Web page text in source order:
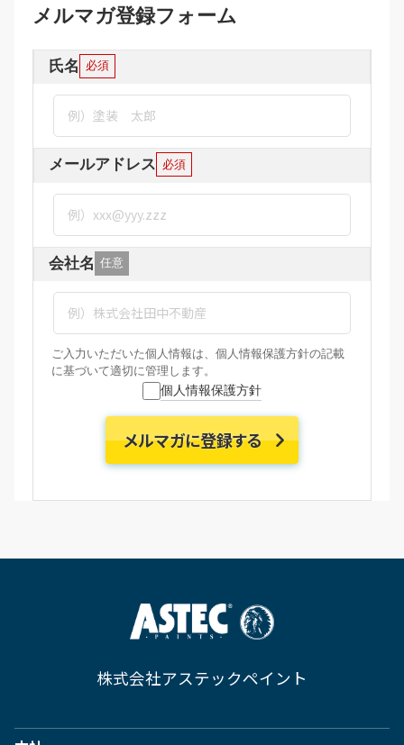
メルマガ登録フォーム
氏名 必須
メールアドレス 必須
会社名 任意
ご入力いただいた個人情報は、個人情報保護方針の記載
に基づいて適切に管理します。
個人情報保護方針
株式会社アステックペイント